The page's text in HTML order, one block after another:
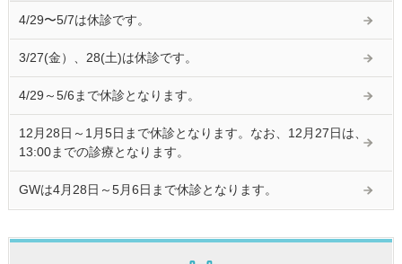
4/29〜5/7は休診です。
3/27(金）、28(土)は休診です。
4/29～5/6まで休診となります。
12月28日～1月5日まで休診となります。なお、12月27日は、
13:00までの診療となります。
GWは4月28日～5月6日まで休診となります。